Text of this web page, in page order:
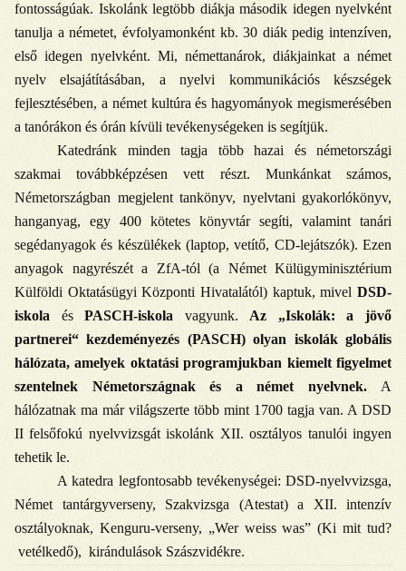
fontosságúak. Iskolánk legtöbb diákja második idegen nyelvként
tanulja a németet, évfolyamonként kb. 30 diák pedig intenzíven,
első idegen nyelvként. Mi, némettanárok, diákjainkat a német
nyelv elsajátításában, a nyelvi kommunikációs készségek
fejlesztésében, a német kultúra és hagyományok megismerésében
a tanórákon és órán kívüli tevékenységeken is segítjük.
Katedránk minden tagja több hazai és németországi
szakmai továbbképzésen vett részt. Munkánkat számos,
Németországban megjelent tankönyv, nyelvtani gyakorlókönyv,
hanganyag, egy 400 kötetes könyvtár segíti, valamint tanári
segédanyagok és készülékek (laptop, vetítő, CD-lejátszók). Ezen
anyagok nagyrészét a ZfA-tól (a Német Külügyminisztérium
Külföldi Oktatásügyi Központi Hivatalától) kaptuk, mivel DSD-
iskola ésPASCH-iskola vagyunk. Az „Iskolák: a jövő
partnerei“ kezdeményezés (PASCH) olyan iskolák globális
hálózata, amelyek oktatási programjukban kiemelt figyelmet
szentelnek Németországnak és a német nyelvnek. A
hálózatnak ma már világszerte több mint 1700 tagja van. A DSD
II felsőfokú nyelvvizsgát iskolánk XII. osztályos tanulói ingyen
tehetik le.
A katedra legfontosabb tevékenységei: DSD-nyelvvizsga,
Német tantárgyverseny, Szakvizsga (Atestat) a XII. intenzív
osztályoknak, Kenguru-verseny, „Wer weiss was” (Ki mit tud?
vetélkedő), kirándulások Szászvidékre.